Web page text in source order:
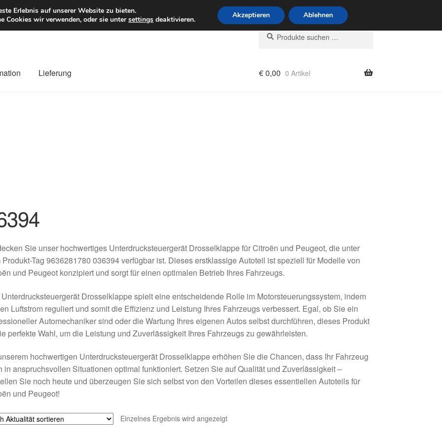
EUR Mo–Fr 9–16 Uhr · 0175 7465658
Suchen
nach:
Suchen
Lieferung €0,00 0 Artikel
Sie unser hochwertiges Unterdrucksteuergerät Drosselklappe für Citroën und Peugeot, die unter
Produkt-Tag 9636281780 036394 verfügbar ist. Dieses erstklassige Autoteil ist speziell für Modelle von
und Peugeot konzipiert und sorgt für einen optimalen Betrieb Ihres Fahrzeugs.
Drosselklappe spielt eine entscheidende Rolle im Motorsteuerungssystem, indem
Luftstrom reguliert und somit die Effizienz und Leistung Ihres Fahrzeugs verbessert. Egal, ob Sie ein
Automechaniker sind oder die Wartung Ihres eigenen Autos selbst durchführen, dieses Produkt
perfekte Wahl, um die Leistung und Zuverlässigkeit Ihres Fahrzeugs zu gewährleisten.
hochwertigen Unterdrucksteuergerät Drosselklappe erhöhen Sie die Chancen, dass Ihr Fahrzeug
in anspruchsvollen Situationen optimal funktioniert. Setzen Sie auf Qualität und Zuverlässigkeit –
Sie noch heute und überzeugen Sie sich selbst von den Vorteilen dieses essentiellen Autoteils für
und Peugeot!
Einzelnes Ergebnis wird angezeigt
Erlebnis auf unserer Website zu bieten.
Cookies wir verwenden, oder sie untersettings deaktivieren. Akzeptieren Ablehnen